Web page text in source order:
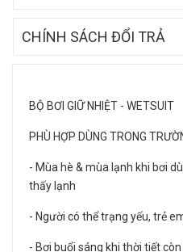
CHÍNH SÁCH ĐỔI TRẢ
BỘ BƠI GIỮ NHIỆT - WETSUIT
PHÙ HỢP DÙNG TRONG
- Mùa hè & mùa lạnh khi bơi
thấy lạnh
- Người có thể trạng yếu, trẻ
- Bơi buổi sáng khi thời tiết